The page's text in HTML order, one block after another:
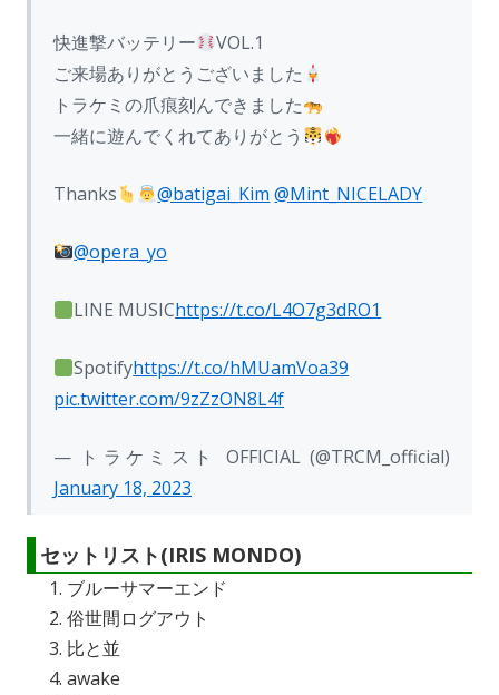
快進撃バッテリー
VOL.1
ご来場ありがとうございました
トラケミの爪痕刻んできました
一緒に遊んでくれてありがとう
Thanks @batigai_Kim @Mint_NICELADY
@opera_yo
LINE MUSIChttps://t.co/L4O7g3dRO1
Spotifyhttps://t.co/hMUamVoa39
pic.twitter.com/9zZzON8L4f
— トラケミスト OFFICIAL (@TRCM_official)
January 18, 2023
セットリスト(IRIS MONDO)
ブルーサマーエンド
俗世間ログアウト
比と並
awake